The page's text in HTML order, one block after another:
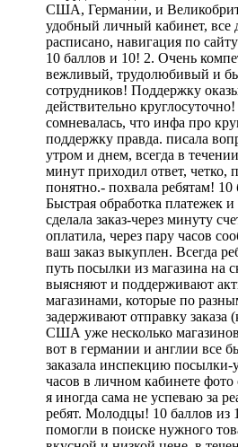
США, Германии, и
удобный личный кабинет, все
расписано, навигация по
10 баллов и 10! 2. Очень
вежливый, трудолюбивый и
сотрудников! Поддержку
действительно
сомневалась, что инфа про
поддержку правда. писала
утром и днем, всегда в
минут приходил ответ, четко,
понятно.- похвала ребятам! 10
Быстрая обработка платежек и
сделала заказ-через минуту
оплатила, через пару часов
ваш заказ выкуплен. Всегда
путь посылки из магазина на
выясняют и поддерживают
магазинами, которые по
задерживают отправку заказа
США уже несколько магазинов
вот в германии и англии все
заказала инспекцию посылки-
часов в личном кабинете фото
я иногда сама не успеваю за
ребят. Молодцы! 10 баллов из
помогли в поиске нужного